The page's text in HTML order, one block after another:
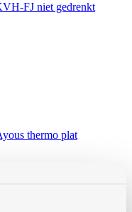
FJ niet gedrenkt
thermo plat